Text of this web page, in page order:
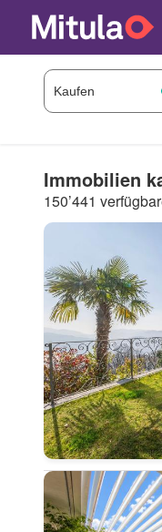
Immobilien
150’441